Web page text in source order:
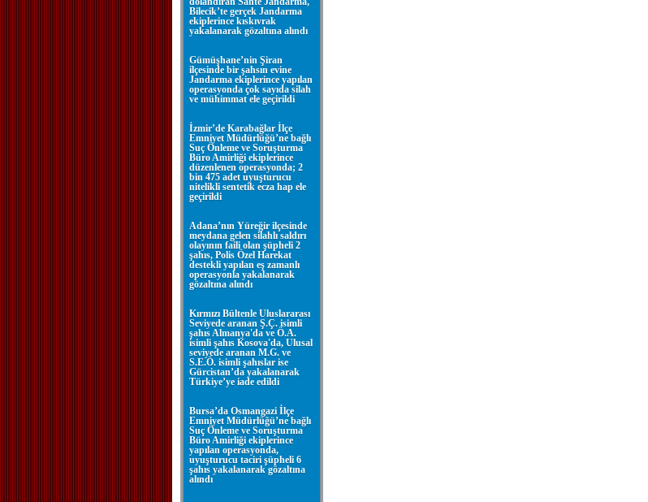
Bilecik’te gerçek Jandarma
ekiplerince kıskıvrak
yakalanarak gözaltına alındı
Gümüşhane’nin Şiran
ilçesinde bir şahsın evine
Jandarma ekiplerince yapılan
operasyonda çok sayıda silah
ve mühimmat ele geçirildi
İzmir’de Karabağlar İlçe
Emniyet Müdürlüğü’ne bağlı
Suç Önleme ve Soruşturma
Büro Amirliği ekiplerince
düzenlenen operasyonda; 2
bin 475 adet uyuşturucu
nitelikli sentetik ecza hap ele
geçirildi
Adana’nın Yüreğir ilçesinde
meydana gelen silahlı saldırı
olayının faili olan şüpheli 2
şahıs, Polis Özel Harekat
destekli yapılan eş zamanlı
operasyonla yakalanarak
gözaltına alındı
Kırmızı Bültenle Uluslararası
Seviyede aranan Ş.Ç. isimli
şahıs Almanya'da ve Ö.A.
isimli şahıs Kosova'da, Ulusal
seviyede aranan M.G. ve
S.E.Ö. isimli şahıslar ise
Gürcistan’da yakalanarak
Türkiye’ye iade edildi
Bursa’da Osmangazi İlçe
Emniyet Müdürlüğü’ne bağlı
Suç Önleme ve Soruşturma
Büro Amirliği ekiplerince
yapılan operasyonda,
uyuşturucu taciri şüpheli 6
şahıs yakalanarak gözaltına
alındı